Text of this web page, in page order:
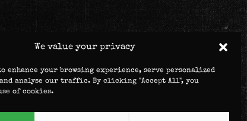
We value your privacy
enhance your browsing experience, serve personalized
analyse our traffic. By clicking "Accept All", you
of cookies.
throughout this
detailed inprivacy